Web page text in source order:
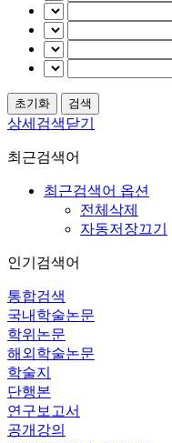
상세검색닫기
최근검색어
최근검색어 옵션
전체삭제
자동저장끄기
인기검색어
통합검색
국내학술논문
학위논문
해외학술논문
학술지
단행본
연구보고서
공개강의